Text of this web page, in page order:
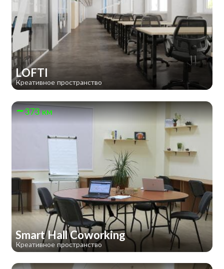
LOFTI
Креативное пространство
373 км
Smart Hall Сoworking
Креативное пространство